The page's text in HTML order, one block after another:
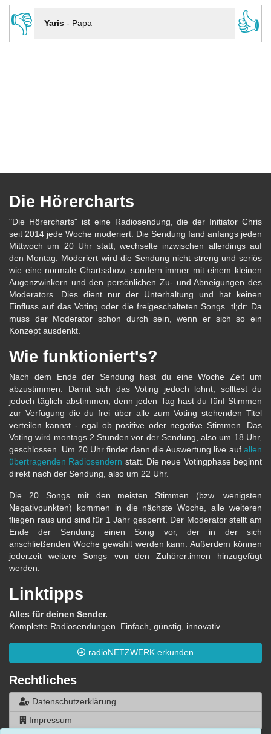
👎
Yaris- Papa 👍
Die Hörercharts
"Die Hörercharts" ist eine Radiosendung, die der Initiator Chris
seit 2014 jede Woche moderiert. Die Sendung fand anfangs jeden
Mittwoch um 20 Uhr statt, wechselte inzwischen allerdings auf
den Montag. Moderiert wird die Sendung nicht streng und seriös
wie eine normale Chartsshow, sondern immer mit einem kleinen
Augenzwinkern und den persönlichen Zu- und Abneigungen des
Moderators. Dies dient nur der Unterhaltung und hat keinen
Einfluss auf das Voting oder die freigeschalteten Songs. tl;dr: Da
muss der Moderator schon durch sein, wenn er sich so ein
Konzept ausdenkt.
Wie funktioniert's?
Nach dem Ende der Sendung hast du eine Woche Zeit um
abzustimmen. Damit sich das Voting jedoch lohnt, solltest du
jedoch täglich abstimmen, denn jeden Tag hast du fünf Stimmen
zur Verfügung die du frei über alle zum Voting stehenden Titel
verteilen kannst - egal ob positive oder negative Stimmen. Das
Voting wird montags 2 Stunden vor der Sendung, also um 18 Uhr,
geschlossen. Um 20 Uhr findet dann die Auswertung live auf allen
übertragenden Radiosendern statt. Die neue Votingphase beginnt
direkt nach der Sendung, also um 22 Uhr.
Die 20 Songs mit den meisten Stimmen (bzw. wenigsten
Negativpunkten) kommen in die nächste Woche, alle weiteren
fliegen raus und sind für 1 Jahr gesperrt. Der Moderator stellt am
Ende der Sendung einen Song vor, der in der sich
anschließenden Woche gewählt werden kann. Außerdem können
jederzeit weitere Songs von den Zuhörer:innen hinzugefügt
werden.
Linktipps
Alles für deinen Sender.
Komplette Radiosendungen. Einfach, günstig, innovativ.
radioNETZWERK erkunden
Rechtliches
Datenschutzerklärung
Impressum